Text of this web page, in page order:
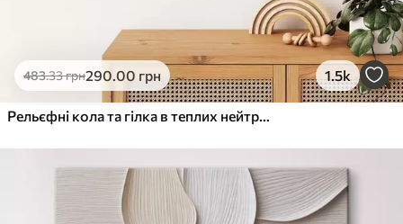
483.33грн290.00 грн 1.5k
Рельєфні кола та гілка в теплих нейтральних тонах